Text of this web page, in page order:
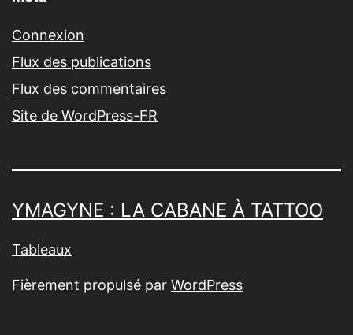
Connexion
Flux des publications
Flux des commentaires
Site de WordPress-FR
YMAGYNE : LA CABANE À TATTOO
Tableaux
Fièrement propulsé par WordPress